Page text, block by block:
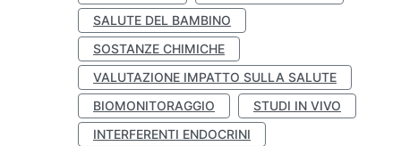
SALUTE DEL BAMBINO
SOSTANZE CHIMICHE
VALUTAZIONE IMPATTO SULLA SALUTE
BIOMONITORAGGIO
STUDI IN VIVO
INTERFERENTI ENDOCRINI